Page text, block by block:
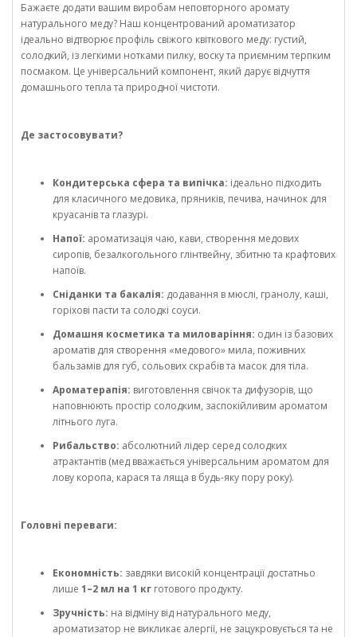
Бажаєте додати вашим виробам неповторного аромату
натурального меду? Наш концентрований ароматизатор
ідеально відтворює профіль свіжого квіткового меду: густий,
солодкий, із легкими нотками пилку, воску та приємним терпким
посмаком. Це універсальний компонент, який дарує відчуття
домашнього тепла та природної чистоти.
Де застосовувати?
Кондитерська сфера та випічка: ідеально підходить
для класичного медовика, пряників, печива, начинок для
круасанів та глазурі.
Напої: ароматизація чаю, кави, створення медових
сиропів, безалкогольного глінтвейну, збитню та крафтових
напоїв.
Сніданки та бакалія: додавання в мюслі, гранолу, каші,
горіхові пасти та солодкі соуси.
Домашня косметика та миловаріння: один із базових
ароматів для створення «медового» мила, поживних
бальзамів для губ, сольових скрабів та масок для тіла.
Ароматерапія: виготовлення свічок та дифузорів, що
наповнюють простір солодким, заспокійливим ароматом
літнього луга.
Рибальство: абсолютний лідер серед солодких
атрактантів (мед вважається універсальним ароматом для
лову коропа, карася та ляща в будь-яку пору року).
Головні переваги:
Економність: завдяки високій концентрації достатньо
лише 1–2 мл на 1 кг готового продукту.
Зручність: на відміну від натурального меду,
ароматизатор не викликає алергії, не зацукровується та не